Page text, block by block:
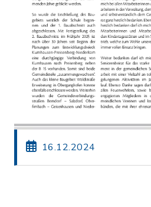
16.12.2024